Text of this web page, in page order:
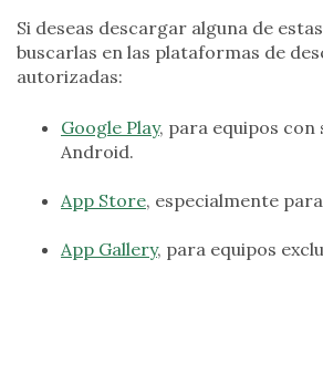
Si deseas descargar alguna de
buscarlas en las plataformas de
autorizadas:
Google Play, para equipos
Android.
App Store, especialmente
App Gallery, para equipos